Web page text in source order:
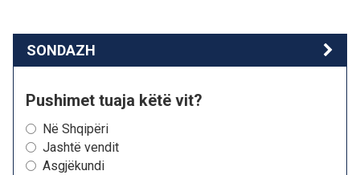
SONDAZH
Pushimet tuaja këtë vit?
Në Shqipëri
Jashtë vendit
Asgjëkundi